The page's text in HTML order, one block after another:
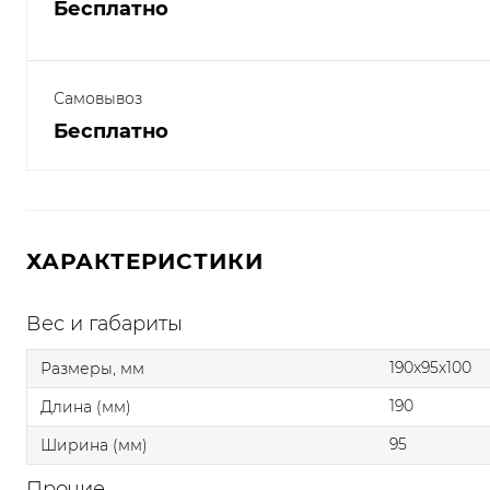
Бесплатно
Самовывоз
Бесплатно
ХАРАКТЕРИСТИКИ
Вес и габариты
Размеры, мм
190x95x100
Длина (мм)
190
Ширина (мм)
95